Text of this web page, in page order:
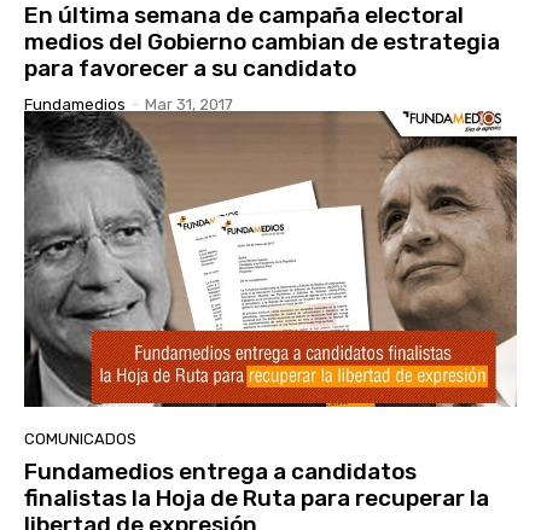
En última semana de campaña electoral
medios del Gobierno cambian de estrategia
para favorecer a su candidato
Fundamedios - Mar 31, 2017
COMUNICADOS
Fundamedios entrega a candidatos
finalistas la Hoja de Ruta para recuperar la